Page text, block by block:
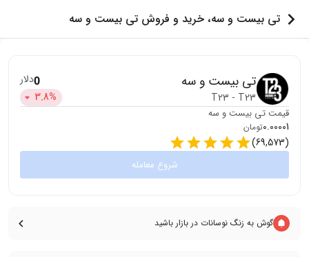
تی بیست و سه، خرید و فروش تی بیست و سه
تی بیست و سه
T23 - T23
0دلار
3.8%
قیمت تی بیست و سه
0.00001تومان
(
69,573
)
شروع معامله
گوش به زنگ نوسانات در بازار باشید